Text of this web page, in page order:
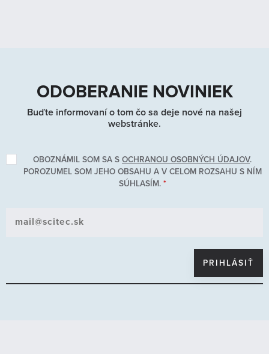
ODOBERANIE NOVINIEK
Buďte informovaní o tom čo sa deje nové na našej
webstránke.
OBOZNÁMIL SOM SA S OCHRANOU OSOBNÝCH ÚDAJOV.
POROZUMEL SOM JEHO OBSAHU A V CELOM ROZSAHU S NÍM
SÚHLASÍM. *